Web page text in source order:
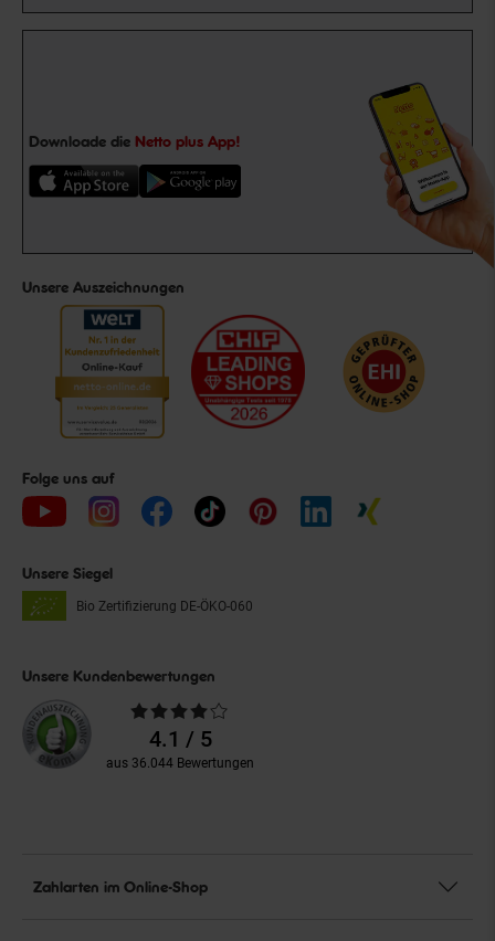
Downloade die Netto plus App!
Unsere Auszeichnungen
Folge uns auf
Unsere Siegel
Bio Zertifizierung DE-ÖKO-060
Unsere Kundenbewertungen
Durchschnittliche
Bewertungen4.1 / 5
aus 36.044 Bewertungen
Zahlarten im Online-Shop